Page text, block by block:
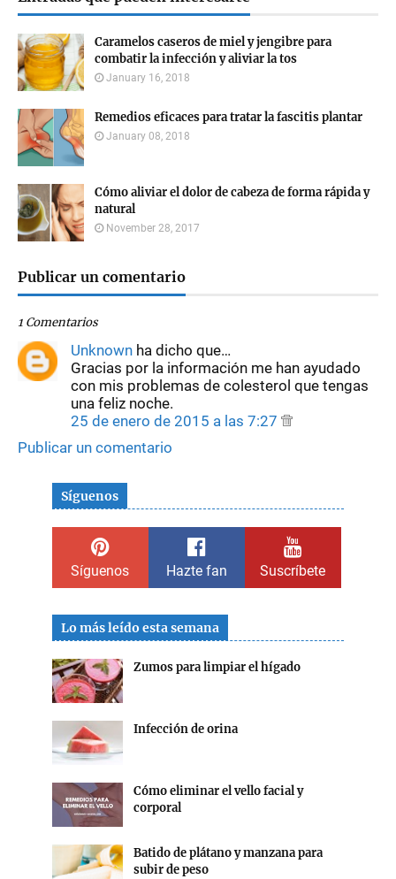
Caramelos caseros de miel y jengibre para
combatir la infección y aliviar la tos
January 16, 2018
Remedios eficaces para tratar la fascitis plantar
January 08, 2018
Cómo aliviar el dolor de cabeza de forma rápida y
natural
November 28, 2017
Publicar un comentario
1 Comentarios
Unknown ha dicho que…
Gracias por la información me han ayudado
con mis problemas de colesterol que tengas
una feliz noche.
25 de enero de 2015 a las 7:27
Publicar un comentario
Síguenos
Síguenos Hazte fan Suscríbete
Lo más leído esta semana
Zumos para limpiar el hígado
Infección de orina
Cómo eliminar el vello facial y
corporal
Batido de plátano y manzana para
subir de peso